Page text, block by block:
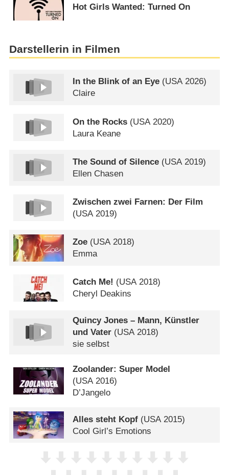
Hot Girls Wanted: Turned On
Darstellerin in Filmen
In the Blink of an Eye (USA2026)
Claire
On the Rocks (USA 2020)
Laura Keane
The Sound of Silence (USA2019)
Ellen Chasen
Zwischen zwei Farnen: Der Film
(USA2019)
Zoe (USA2018)
Emma
Catch Me! (USA2018)
Cheryl Deakins
Quincy Jones – Mann, Künstler
und Vater (USA2018)
sie selbst
Zoolander: Super Model
(USA 2016)
D’Jangelo
Alles steht Kopf (USA 2015)
Cool Girl’s Emotions